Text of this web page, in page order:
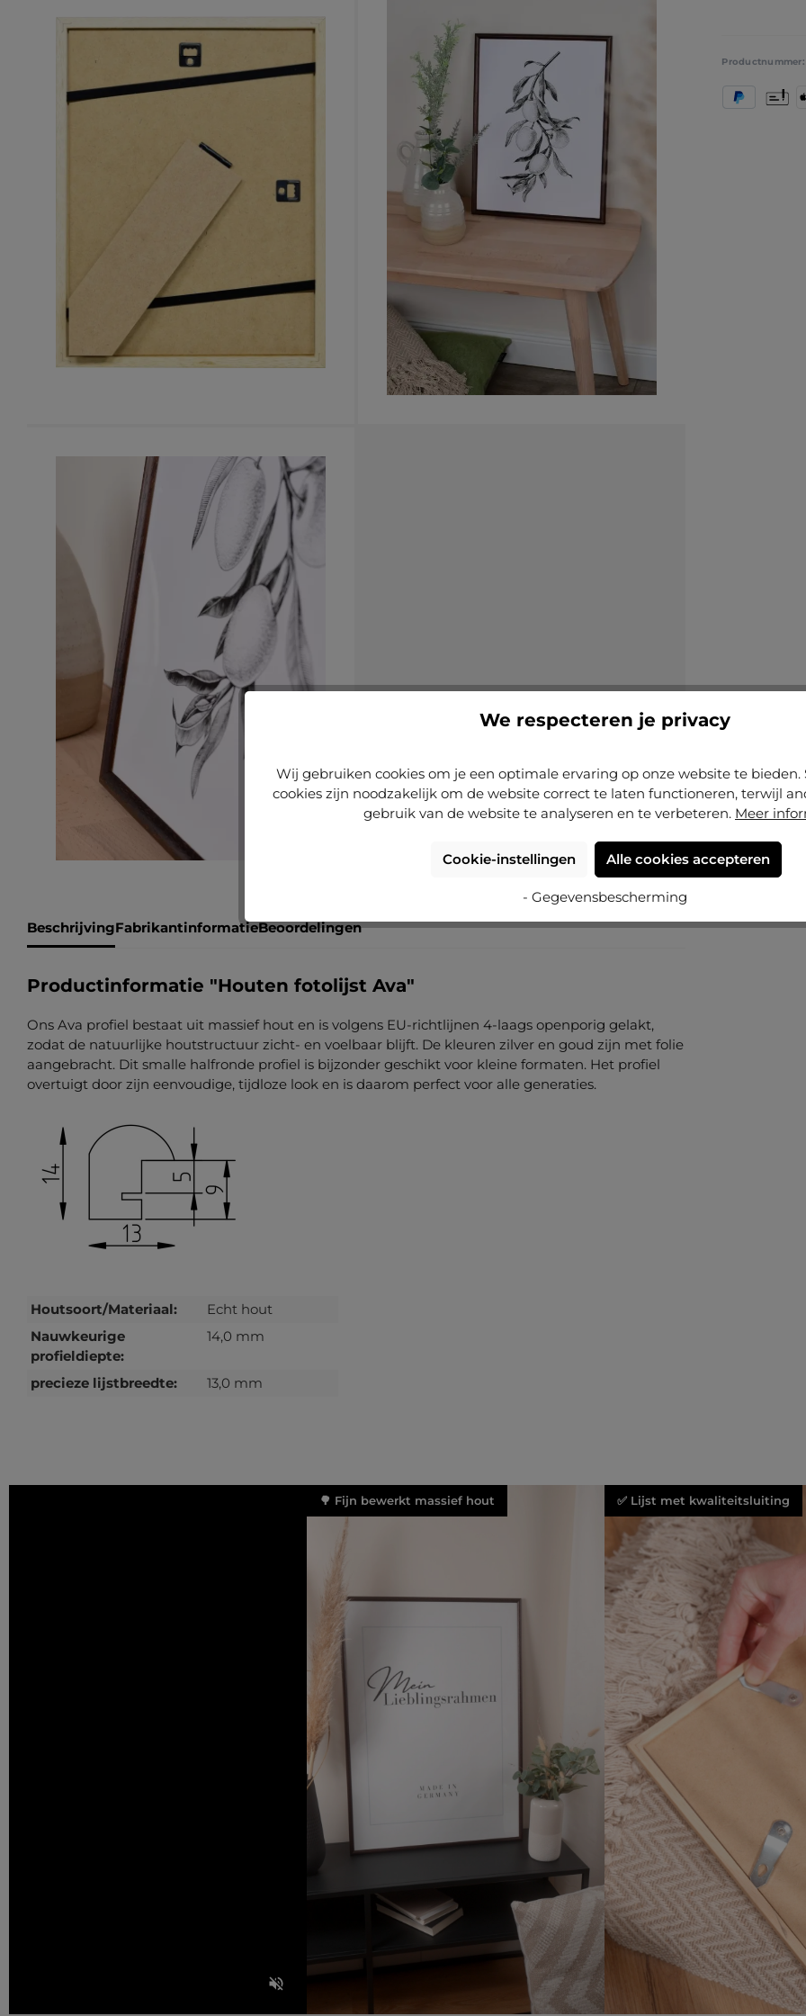
BeschrijvingFabrikantinformatieBeoordelingen
Productinformatie "Houten fotolijst Ava"
Ons Ava profiel bestaat uit massief hout en is volgens EU-richtlijnen 4-laags openporig gelakt,
zodat de natuurlijke houtstructuur zicht- en voelbaar blijft. De kleuren zilver en goud zijn met folie
aangebracht. Dit smalle halfronde profiel is bijzonder geschikt voor kleine formaten. Het profiel
overtuigt door zijn eenvoudige, tijdloze look en is daarom perfect voor alle generaties.
Houtsoort/Materiaal:
Echt hout
Nauwkeurige
profieldiepte:
14,0 mm
precieze lijstbreedte: 13,0 mm
PayPal
🌳 Fijn bewerkt massief hout ✅ Lijst met kwaliteitsluiting
We respecteren je privacy
Wij gebruiken cookies om je een optimale ervaring op onze website te bieden.
cookies zijn noodzakelijk om de website correct te laten functioneren, terwijl
gebruik van de website te analyseren en te verbeteren. Meer
Cookie-instellingen Alle cookies accepteren
- Gegevensbescherming